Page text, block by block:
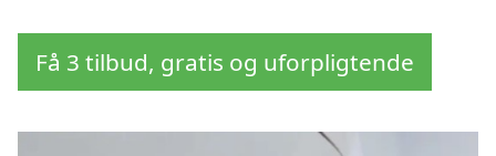
Få 3 tilbud, gratis og uforpligtende